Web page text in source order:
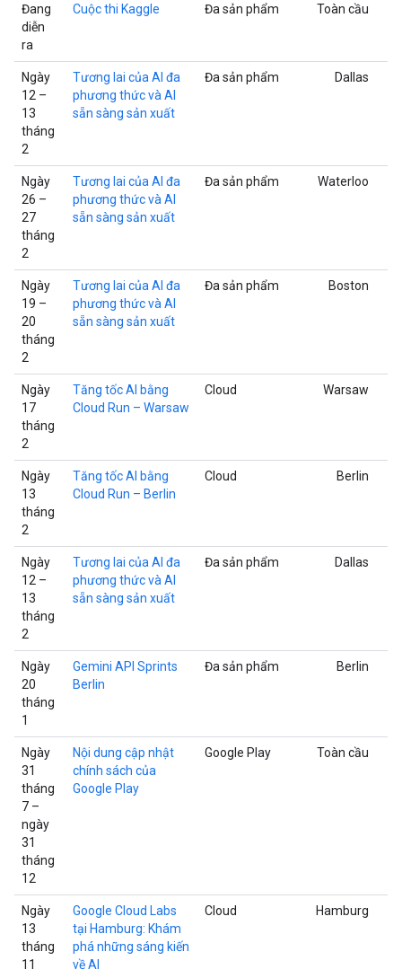
Đang
diễn
ra
Cuộc thi Kaggle Đa sản phẩm Toàn cầu
Ngày
12 –
13
tháng
2
Tương lai của AI đa
phương thức và AI
sẵn sàng sản xuất
Đa sản phẩm Dallas
Ngày
26 –
27
tháng
2
Tương lai của AI đa
phương thức và AI
sẵn sàng sản xuất
Đa sản phẩm Waterloo
Ngày
19 –
20
tháng
2
Tương lai của AI đa
phương thức và AI
sẵn sàng sản xuất
Đa sản phẩm Boston
Ngày
17
tháng
2
Tăng tốc AI bằng
Cloud Run – Warsaw
Cloud Warsaw
Ngày
13
tháng
2
Tăng tốc AI bằng
Cloud Run – Berlin
Cloud Berlin
Ngày
12 –
13
tháng
2
Tương lai của AI đa
phương thức và AI
sẵn sàng sản xuất
Đa sản phẩm Dallas
Ngày
20
tháng
1
Gemini API Sprints
Berlin
Đa sản phẩm Berlin
Ngày
31
tháng
7 –
ngày
31
tháng
12
Nội dung cập nhật
chính sách của
Google Play
Google Play Toàn cầu
Ngày
13
tháng
11
Google Cloud Labs
tại Hamburg: Khám
phá những sáng kiến
về AI
Cloud Hamburg